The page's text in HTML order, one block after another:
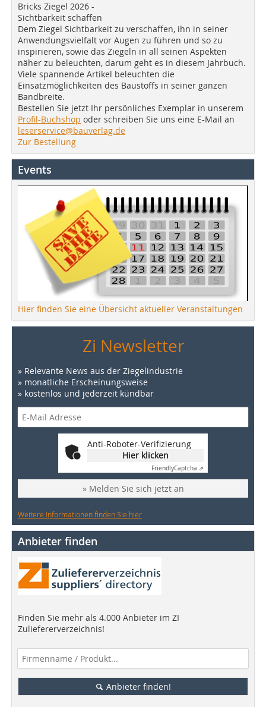
Bricks Ziegel 2026 -
Sichtbarkeit schaffen
Dem Ziegel Sichtbarkeit zu verschaffen, ihn in seiner
Anwendungsvielfalt vor Augen zu führen und so zu
inspirieren, sowie das Ziegeln in all seinen Aspekten
näher zu beleuchten, darum geht es in diesem Jahrbuch.
Viele spannende Artikel beleuchten die
Einsatzmöglichkeiten des Baustoffs in seiner ganzen
Bandbreite.
Bestellen Sie jetzt Ihr persönliches Exemplar in unserem
Profil-Buchshop oder schreiben Sie uns eine E-Mail an
leserservice@bauverlag.de
Zur Bestellung
Events
Hier finden Sie eine Übersicht aktueller Veranstaltungen
Zi Newsletter
» Relevante News aus der Ziegelindustrie
» monatliche Erscheinungsweise
» kostenlos und jederzeit kündbar
Anti-Roboter-Verifizierung
Hier klicken
FriendlyCaptcha ⇗
» Melden Sie sich jetzt an
Weitere Informationen finden Sie hier
Anbieter finden
Finden Sie mehr als 4.000 Anbieter im ZI
Zuliefererverzeichnis!
Anbieter finden!